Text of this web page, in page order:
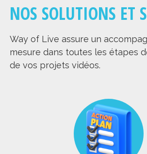
NOS SOLUTIONS ET
Way of Live assure un
mesure dans toutes les étapes
de vos projets vidéos.